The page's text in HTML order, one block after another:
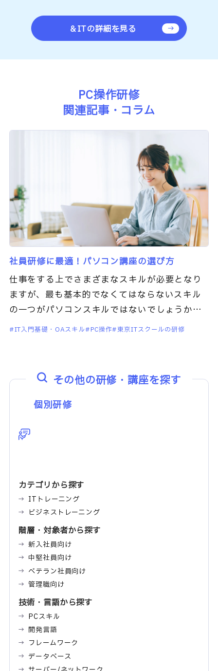
＆ITの詳細を見る
PC操作研修
関連記事・コラム
社員研修に最適！パソコン講座の選び方
仕事をする上でさまざまなスキルが必要となり
ますが、最も基本的でなくてはならないスキル
の一つがパソコンスキルではないでしょうか。
しかしスマートフォンの普及により、新入社員
IT入門基礎・OAスキル PC操作 東京ITスクールの研修
その他の研修・講座を探す
個別研修
カテゴリから探す
ITトレーニング
ビジネストレーニング
階層・対象者から探す
新入社員向け
中堅社員向け
ベテラン社員向け
管理職向け
技術・言語から探す
PCスキル
開発言語
フレームワーク
データベース